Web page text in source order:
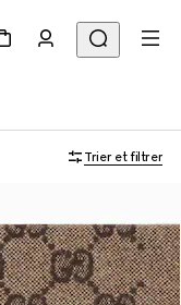
Trier et filtrer